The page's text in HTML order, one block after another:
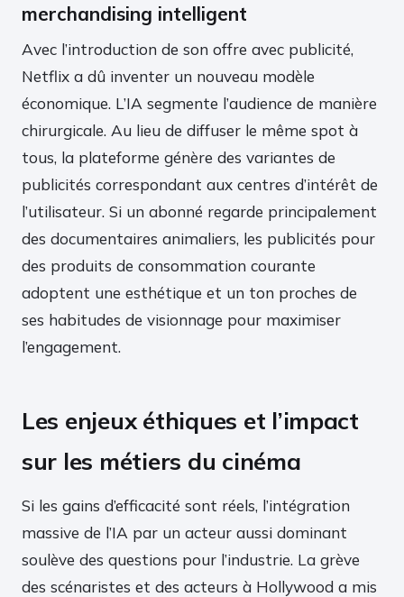
merchandising intelligent
Avec l’introduction de son offre avec publicité,
Netflix a dû inventer un nouveau modèle
économique. L’IA segmente l’audience de manière
chirurgicale. Au lieu de diffuser le même spot à
tous, la plateforme génère des variantes de
publicités correspondant aux centres d’intérêt de
l’utilisateur. Si un abonné regarde principalement
des documentaires animaliers, les publicités pour
des produits de consommation courante
adoptent une esthétique et un ton proches de
ses habitudes de visionnage pour maximiser
l’engagement.
Les enjeux éthiques et l’impact
sur les métiers du cinéma
Si les gains d’efficacité sont réels, l’intégration
massive de l’IA par un acteur aussi dominant
soulève des questions pour l’industrie. La grève
des scénaristes et des acteurs à Hollywood a mis